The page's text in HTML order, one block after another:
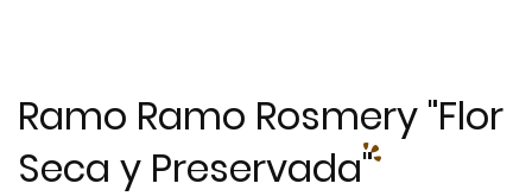
Ramo Ramo Rosmery "Flor
Seca y Preservada"